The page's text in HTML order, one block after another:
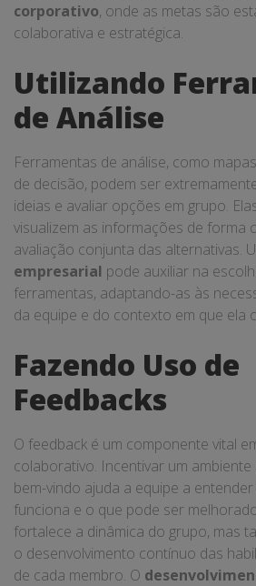
corporativo, onde as metas são
colaborativa e estratégica.
Utilizando
de Análise
Ferramentas de análise, como
de decisão, podem ser
ideias e avaliar opções em grupo.
visualizem as informações de forma
avaliação conjunta das alternativas.
empresarial pode auxiliar na
ferramentas, adaptando-as às
da equipe e do contexto em que ela
Fazendo Uso de
Feedbacks
O feedback é um componente vital
colaborativo. Incentivar um
bem-vindo ajuda a equipe a
funciona e o que pode ser
fortalece a dinâmica do grupo, mas
o desenvolvimento contínuo das
de cada membro. O